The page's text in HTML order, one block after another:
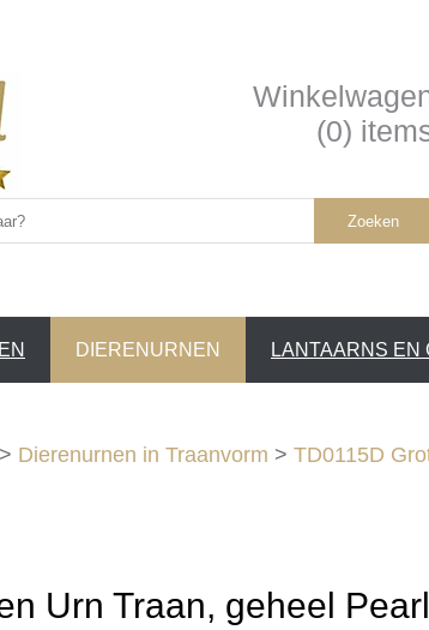
(0)
Zoeken
DIERENURNEN LANTAARNS EN
> Dierenurnen in Traanvorm > TD0115D
Urn Traan, geheel